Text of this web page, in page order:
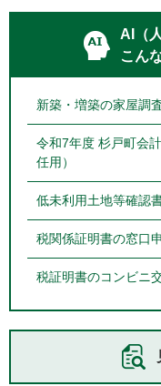
AI（
こん
新築・増築の家屋調
令和7年度 杉戸町会
任用）
低未利用土地等確認
税関係証明書の窓口
税証明書のコンビニ